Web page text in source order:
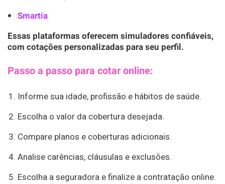
Smartia
Essas plataformas oferecem simuladores confiáveis,
com cotações personalizadas para seu perfil.
Passo a passo para cotar online:
Informe sua idade, profissão e hábitos de saúde.
Escolha o valor da cobertura desejada.
Compare planos e coberturas adicionais.
Analise carências, cláusulas e exclusões.
Escolha a seguradora e finalize a contratação online.